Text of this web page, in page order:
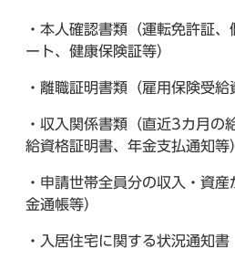
・本人確認書類（運転免許証
ート、健康保険証等）
・離職証明書類（雇用保険受給
・収入関係書類（直近3カ月の
給資格証明書、年金支払通知等
・申請世帯全員分の収入・資
金通帳等）
・入居住宅に関する状況通知書